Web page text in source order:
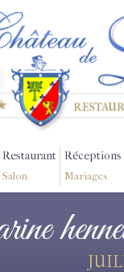
Restaurant
Salon
Réceptions
Mariages